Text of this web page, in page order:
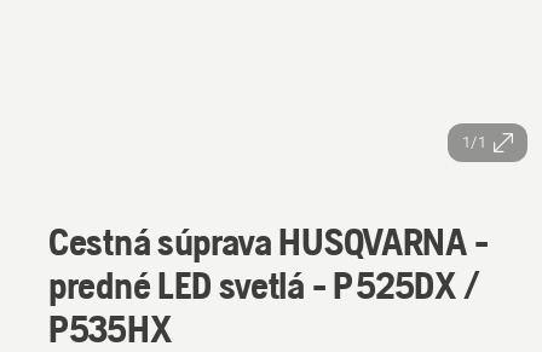
1/1
Cestná súprava HUSQVARNA -
predné LED svetlá - P 525DX /
P535HX